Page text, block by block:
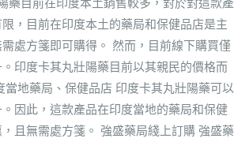
，目前在印度本土的藥局和保健品店是主
處方箋即可購得。 然而，目前線下購買僅
印度卡其丸壯陽藥目前以其親民的價格而
地藥局、保健品店 印度卡其丸壯陽藥可以
因此，這款產品在印度當地的藥局和保健
且無需處方箋。 強盛藥局綫上訂購 強盛藥